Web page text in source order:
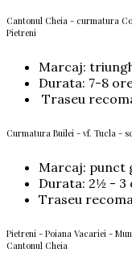
Cantonul Cheia - curmatura
Pietreni
Marcaj:
Durata: 7-8
Traseu
Curmatura Builei - vf. Tucla -
Marcaj: punct
Durata: 2½ - 3
Traseu
Pietreni - Poiana Vacariei -
Cantonul Cheia